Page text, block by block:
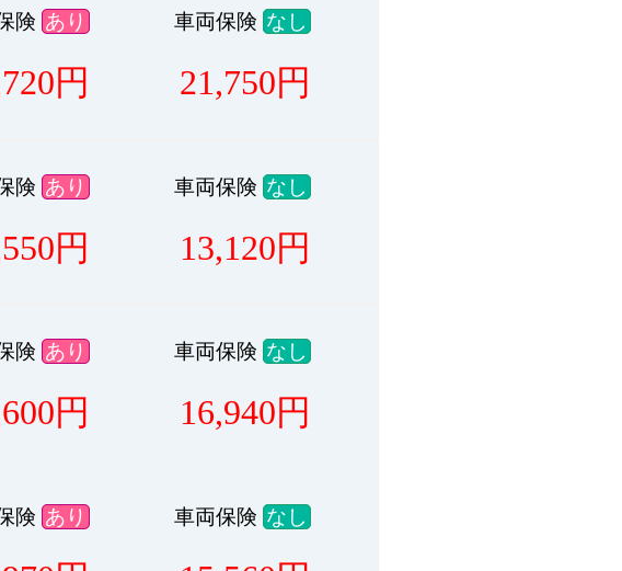
険 あり
円
車両保険 なし
21,750円
険 あり
円
車両保険 なし
13,120円
険 あり
円
車両保険 なし
16,940円
険 あり 車両保険 なし